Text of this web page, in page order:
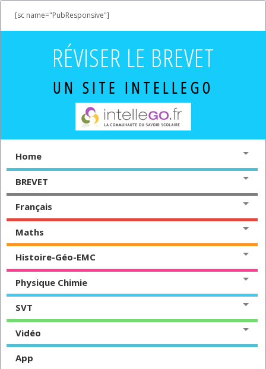
[sc name="PubResponsive"]
RÉVISER LE BREVET
UN SITE INTELLEGO
Home
BREVET
Français
Maths
Histoire-Géo-EMC
Physique Chimie
SVT
Vidéo
App